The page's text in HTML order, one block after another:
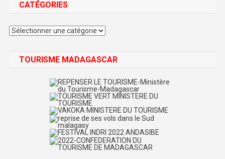
CATÉGORIES
Catégories
TOURISME MADAGASCAR